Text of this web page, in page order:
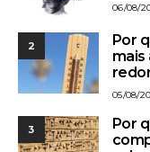
06/08/
2
Por
mais
05/08/
3
Por